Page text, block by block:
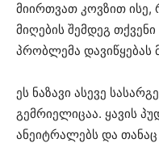
მიირთვათ კოვზით
მიღების შემდეგ
პრობლემა დავიწყებას
ეს ნაზავი ასევე
გემრიელიცაა. ყავის
ანეიტრალებს და თანაც